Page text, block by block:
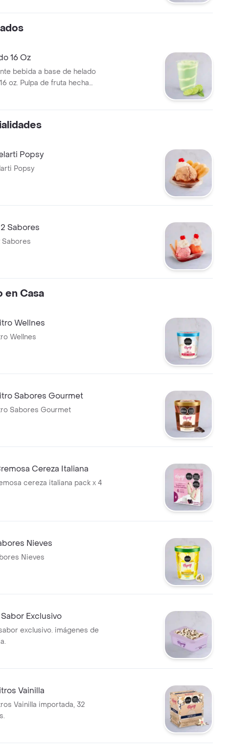
16 Oz
bebida a base de helado
oz. Pulpa de fruta hecha
Popsy
Popsy
Sabores
Sabores
en Casa
Wellnes
Wellnes
Sabores Gourmet
Sabores Gourmet
Cereza Italiana
cereza italiana pack x 4
Nieves
Nieves
Sabor Exclusivo
exclusivo. imágenes de
Vainilla
Vainilla importada, 32